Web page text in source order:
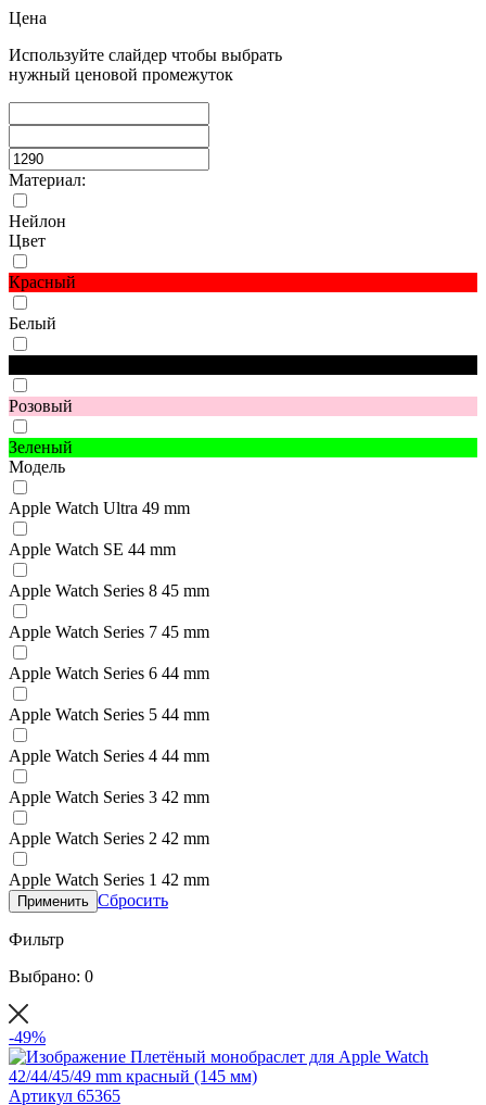
Цена
Используйте слайдер чтобы выбрать
нужный ценовой промежуток
Материал:
Нейлон
Цвет
Красный
Белый
Розовый
Зеленый
Модель
Apple Watch Ultra 49 mm
Apple Watch SE 44 mm
Apple Watch Series 8 45 mm
Apple Watch Series 7 45 mm
Apple Watch Series 6 44 mm
Apple Watch Series 5 44 mm
Apple Watch Series 4 44 mm
Apple Watch Series 3 42 mm
Apple Watch Series 2 42 mm
Apple Watch Series 1 42 mm
Применить Сбросить
Фильтр
Выбрано: 0
-49%
Артикул 65365